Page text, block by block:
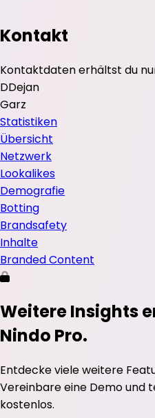
Kontakt
Kontaktdaten erhältst du
DDejan
Garz
Statistiken
Übersicht
Netzwerk
Lookalikes
Demografie
Botting
Brandsafety
Inhalte
Branded Content
Weitere Insights
Nindo Pro.
Entdecke viele weitere
Vereinbare eine Demo und
kostenlos.